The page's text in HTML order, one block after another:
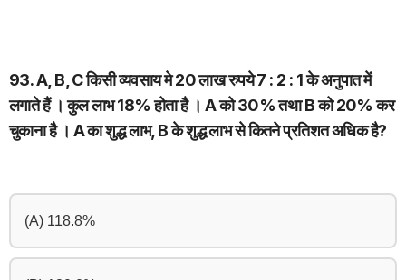
93. A, B, C किसी व्यवसाय मे 20 लाख रुपये 7 : 2 : 1 के अनुपात में
लगाते हैं । कुल लाभ 18% होता है । A को 30% तथा B को 20% कर
चुकाना है । A का शुद्ध लाभ, B के शुद्ध लाभ से कितने प्रतिशत अधिक है?
(A) 118.8%